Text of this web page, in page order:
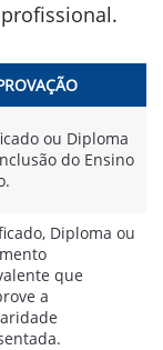
ou Diploma
do Ensino
Diploma ou
que
a